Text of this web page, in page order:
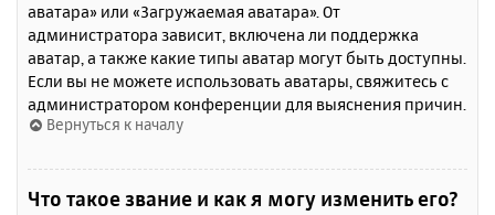
аватара» или «Загружаемая аватара». От
администратора зависит, включена ли поддержка
аватар, а также какие типы аватар могут быть доступны.
Если вы не можете использовать аватары, свяжитесь с
администратором конференции для выяснения причин.
Вернуться к началу
Что такое звание и как я могу изменить его?